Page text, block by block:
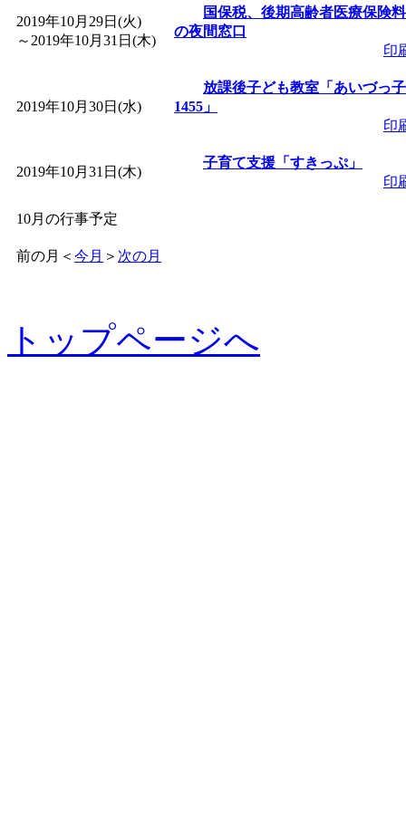
2019年10月29日(火)
～ 2019年10月31日(木)
国保税、後期高齢者医療保険料
の夜間窓口
印
2019年10月30日(水)
放課後子ども教室「あいづっ子
1455」
印
2019年10月31日(木)
子育て支援「すきっぷ」
印
10月の行事予定
前の月 ＜ 今月 ＞ 次の月
トップページへ